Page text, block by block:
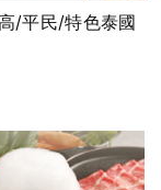
/平民/特色泰國